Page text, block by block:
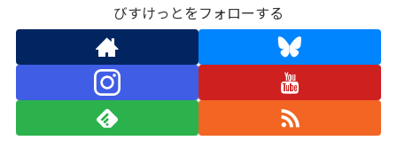
びすけっとをフォローする